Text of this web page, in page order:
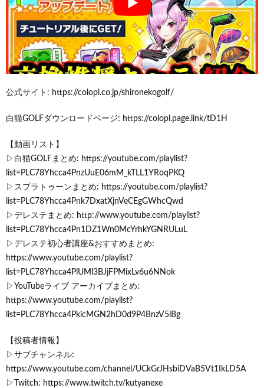
公式サイト: https://colopl.co.jp/shironekogolf/
白猫GOLFダウンロードページ: https://colopl.page.link/tD1H
【動画リスト】
▷白猫GOLFまとめ: https://youtube.com/playlist?
list=PLC78Yhcca4PnzUuE06mM_kTLL1YRoqPKQ
▷スプラトゥーンまとめ: https://youtube.com/playlist?
list=PLC78Yhcca4Pnk7DxatXjnVeCEgGWhcQwd
▷デレステまとめ: http://www.youtube.com/playlist?
list=PLC78Yhcca4Pn1DZ1Wn0McYrhkYGNRULuL
▷デレステ初心者講座&おすすめまとめ:
https://www.youtube.com/playlist?
list=PLC78Yhcca4PlUMl3BJjFPMixLv6u6NNok
▷YouTubeライブ アーカイブまとめ:
https://www.youtube.com/playlist?
list=PLC78Yhcca4PkicMGN2hD0d9P4BnzV5lBg
【投稿者情報】
▷サブチャンネル:
https://www.youtube.com/channel/UCkGrJHsbiDVaB5Vt1IkLD5A
▷Twitch: https://www.twitch.tv/kutyanexe